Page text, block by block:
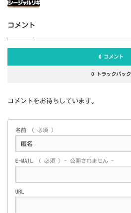
コメント
0 コメント
0 トラックバック
コメントをお待ちしています。
名前 ( 必須 )
E-MAIL ( 必須 ) - 公開されません -
URL